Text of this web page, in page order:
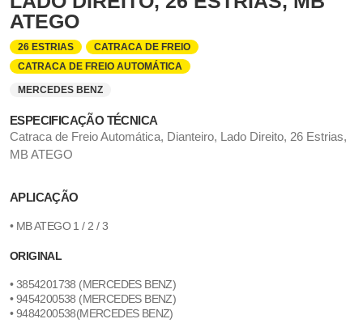
ATEGO
26 ESTRIAS
CATRACA DE FREIO
CATRACA DE FREIO AUTOMÁTICA
MERCEDES BENZ
ESPECIFICAÇÃO TÉCNICA
Catraca de Freio Automática, Dianteiro, Lado Direito, 26 Estrias,
MB ATEGO
APLICAÇÃO
• MB ATEGO 1 / 2 / 3
ORIGINAL
• 3854201738 (MERCEDES BENZ)
• 9454200538 (MERCEDES BENZ)
• 9484200538(MERCEDES BENZ)